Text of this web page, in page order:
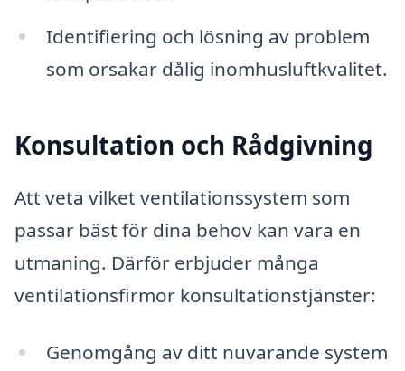
Identifiering och lösning av problem
som orsakar dålig inomhusluftkvalitet.
Konsultation och Rådgivning
Att veta vilket ventilationssystem som
passar bäst för dina behov kan vara en
utmaning. Därför erbjuder många
ventilationsfirmor konsultationstjänster:
Genomgång av ditt nuvarande system